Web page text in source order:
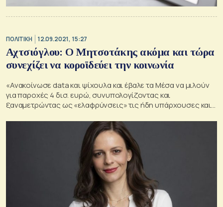
ΠΟΛΙΤΙΚΗ 12.09.2021, 15:27
Αχτσιόγλου: Ο Μητσοτάκης ακόμα και τώρα
συνεχίζει να κοροϊδεύει την κοινωνία
«Ανακοίνωσε data και ψίχουλα και έβαλε τα Μέσα να μιλούν
για παροχές 4 δισ. ευρώ, συνυπολογίζοντας και
ξαναμετρώντας ως «ελαφρύνσεις» τις ήδη υπάρχουσες και
Οικονομικών του ΣΥΡΙΖΑ, σχολιάζοντας τις παροχές